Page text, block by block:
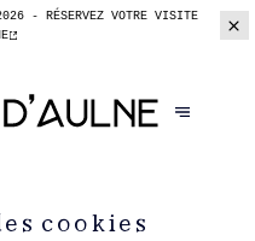
2026 - RÉSERVEZ VOTRE VISITE
cookies